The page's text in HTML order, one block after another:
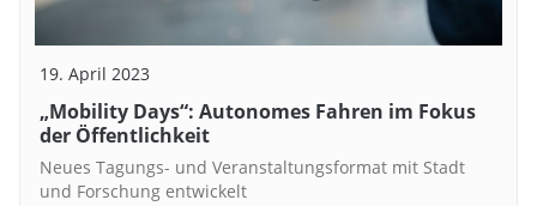
19. April 2023
„Mobility Days“: Autonomes Fahren im Fokus
der Öffentlichkeit
Neues Tagungs- und Veranstaltungsformat mit Stadt
und Forschung entwickelt